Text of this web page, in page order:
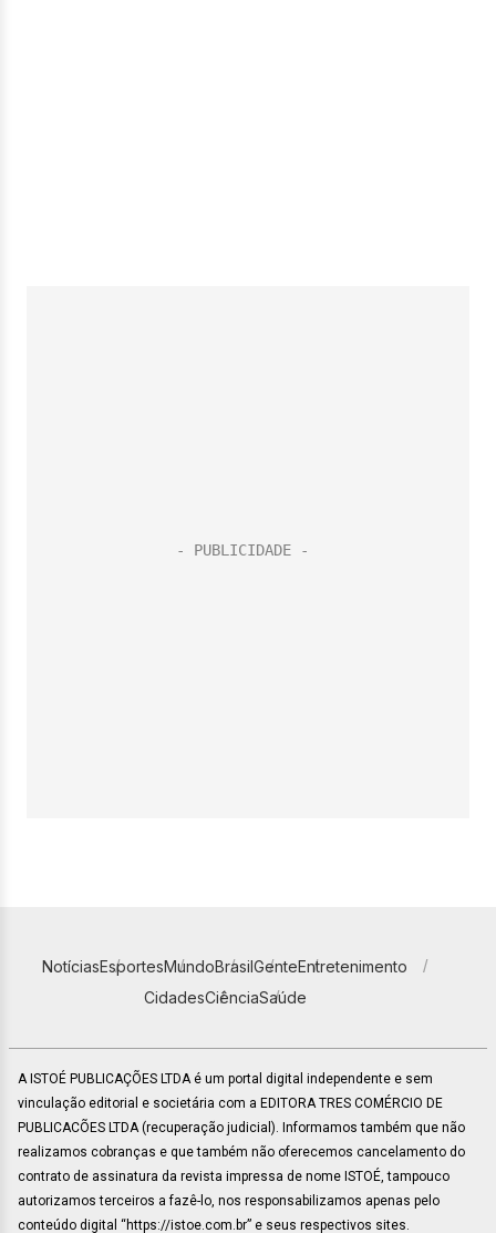
NotíciasEsportesMundoBrasilGenteEntretenimento
CidadesCiênciaSaúde
A ISTOÉ PUBLICAÇÕES LTDA é um portal digital independente e sem
vinculação editorial e societária com a EDITORA TRES COMÉRCIO DE
PUBLICACÕES LTDA (recuperação judicial). Informamos também que não
realizamos cobranças e que também não oferecemos cancelamento do
contrato de assinatura da revista impressa de nome ISTOÉ, tampouco
autorizamos terceiros a fazê-lo, nos responsabilizamos apenas pelo
conteúdo digital “https://istoe.com.br” e seus respectivos sites.